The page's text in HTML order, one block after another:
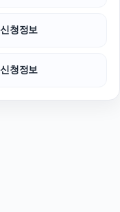
청정보
청정보